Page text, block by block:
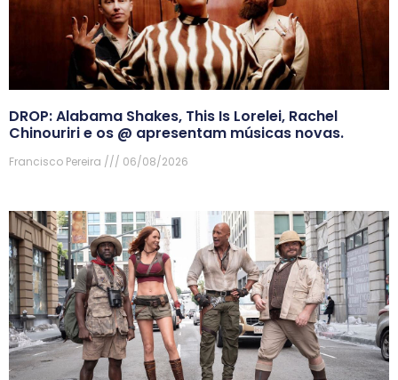
DROP: Alabama Shakes, This Is Lorelei, Rachel
Chinouriri e os @ apresentam músicas novas.
Francisco Pereira 06/08/2026